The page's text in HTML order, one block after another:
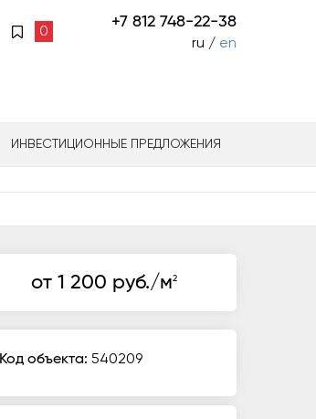
0
+7 812 748-22-38
ru / en
ИНВЕСТИЦИОННЫЕ ПРЕДЛОЖЕНИЯ
от 1 200 руб./м2
Код объекта: 540209